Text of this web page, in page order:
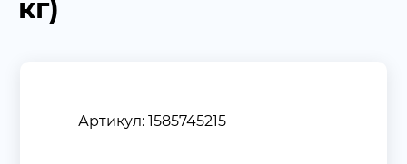
кг)
Артикул: 1585745215